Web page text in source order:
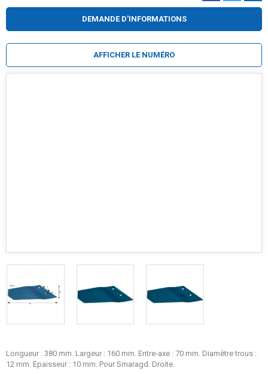
Longueur : 380 mm. Largeur : 160 mm. Entre-axe : 70 mm. Diamètre trous :
12 mm. Epaisseur : 10 mm. Pour Smaragd. Droite.
DEMANDE D'INFORMATIONS
AFFICHER LE NUMÉRO